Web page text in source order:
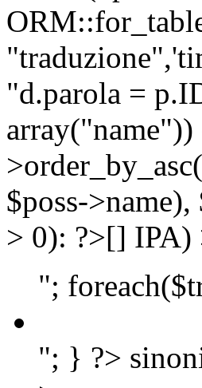
"d.parola =
$poss-
> 0): ?>[] IPA)
";
"; } ?>